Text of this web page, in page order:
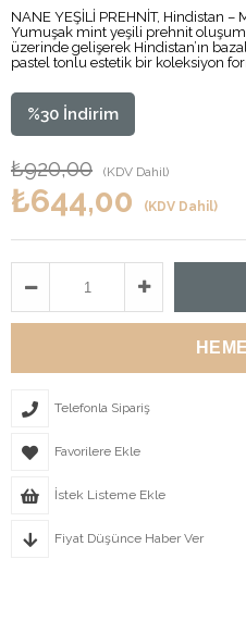
NANE YEŞİLİ PREHNİT, Hindistan –
Yumuşak mint yeşili prehnit
üzerinde gelişerek Hindistan’ın
pastel tonlu estetik bir koleksiyon
%30 İndirim
₺920,00 (KDV Dahil)
₺644,00 (KDV Dahil)
Telefonla Sipariş
Favorilere Ekle
İstek Listeme Ekle
Fiyat Düşünce Haber Ver